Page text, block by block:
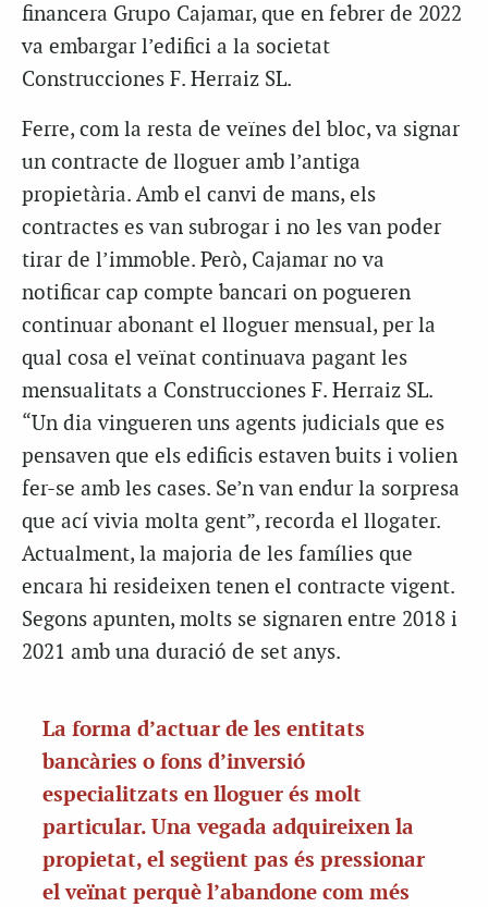
financera Grupo Cajamar, que en febrer de 2022
va embargar l’edifici a la societat
Construcciones F. Herraiz SL.
Ferre, com la resta de veïnes del bloc, va signar
un contracte de lloguer amb l’antiga
propietària. Amb el canvi de mans, els
contractes es van subrogar i no les van poder
tirar de l’immoble. Però, Cajamar no va
notificar cap compte bancari on pogueren
continuar abonant el lloguer mensual, per la
qual cosa el veïnat continuava pagant les
mensualitats a Construcciones F. Herraiz SL.
“Un dia vingueren uns agents judicials que es
pensaven que els edificis estaven buits i volien
fer-se amb les cases. Se’n van endur la sorpresa
que ací vivia molta gent”, recorda el llogater.
Actualment, la majoria de les famílies que
encara hi resideixen tenen el contracte vigent.
Segons apunten, molts se signaren entre 2018 i
2021 amb una duració de set anys.
La forma d’actuar de les entitats
bancàries o fons d’inversió
especialitzats en lloguer és molt
particular. Una vegada adquireixen la
propietat, el següent pas és pressionar
el veïnat perquè l’abandone com més